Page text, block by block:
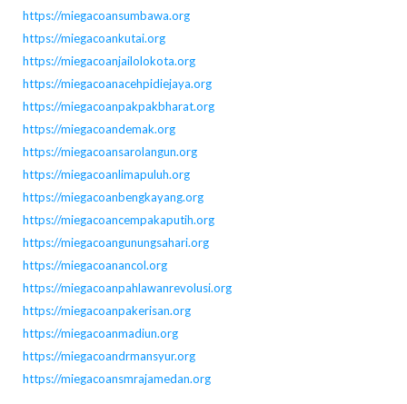
https://miegacoansumbawa.org
https://miegacoankutai.org
https://miegacoanjailolokota.org
https://miegacoanacehpidiejaya.org
https://miegacoanpakpakbharat.org
https://miegacoandemak.org
https://miegacoansarolangun.org
https://miegacoanlimapuluh.org
https://miegacoanbengkayang.org
https://miegacoancempakaputih.org
https://miegacoangunungsahari.org
https://miegacoanancol.org
https://miegacoanpahlawanrevolusi.org
https://miegacoanpakerisan.org
https://miegacoanmadiun.org
https://miegacoandrmansyur.org
https://miegacoansmrajamedan.org